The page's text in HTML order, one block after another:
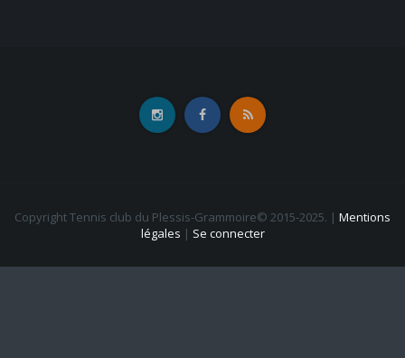
Copyright Tennis club du Plessis-Grammoire© 2015-2025. | Mentions
légales | Se connecter